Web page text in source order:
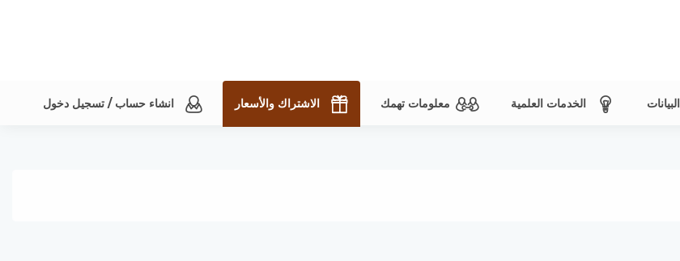
البيانات الخدمات العلمية معلومات تهمك الاشتراك والأسعار انشاء حساب / تسجيل دخول